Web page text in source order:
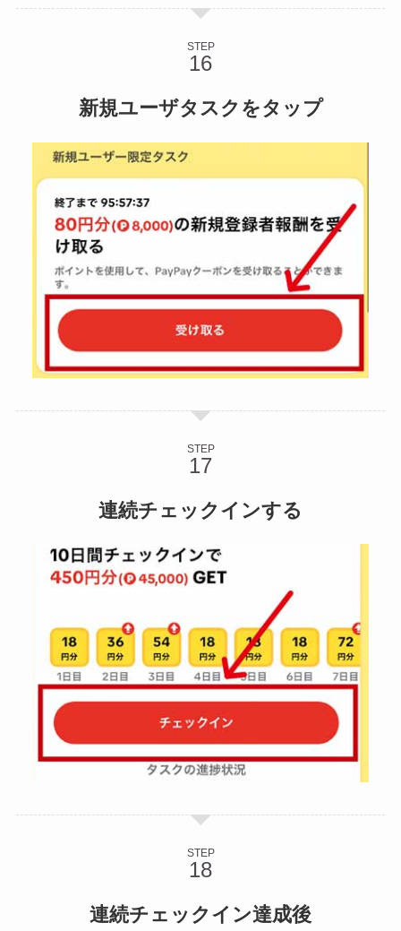
STEP
新規ユーザタスクをタップ
STEP
連続チェックインする
STEP
連続チェックイン達成後